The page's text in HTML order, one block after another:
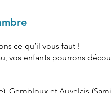
ce qu’il vous faut !
vos enfants pourrons